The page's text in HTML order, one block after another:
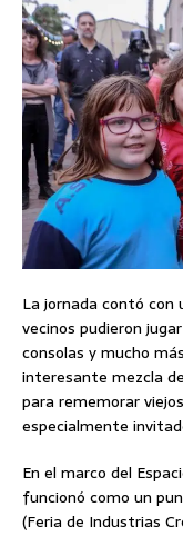
La jornada contó con
vecinos pudieron
consolas y mucho
interesante mezcla
para rememorar
especialmente
En el marco del
funcionó como un
(Feria de Industrias